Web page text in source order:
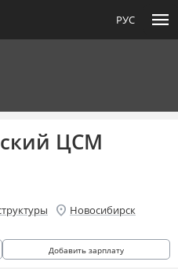
РУС menu
ЦСМ
location_on Новосибирск
Добавить зарплату